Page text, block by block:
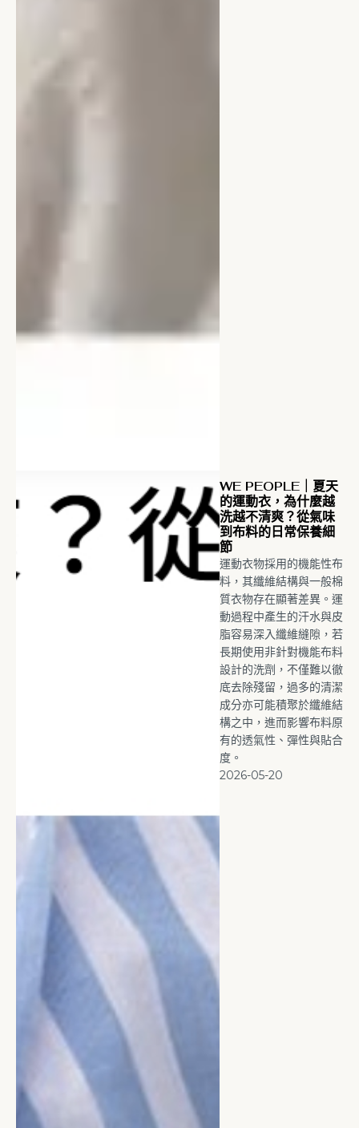
WE PEOPLE｜夏天
的運動衣，為什麼越
洗越不清爽？從氣味
到布料的日常保養細
節
運動衣物採用的機能性布
料，其纖維結構與一般棉
質衣物存在顯著差異。運
動過程中產生的汗水與皮
脂容易深入纖維縫隙，若
長期使用非針對機能布料
設計的洗劑，不僅難以徹
底去除殘留，過多的清潔
成分亦可能積聚於纖維結
構之中，進而影響布料原
有的透氣性、彈性與貼合
度。
2026-05-20